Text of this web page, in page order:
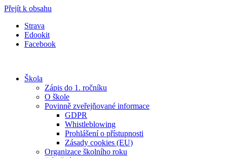
Přejít k obsahu
Strava
Edookit
Facebook
Škola
Zápis do 1. ročníku
O škole
Povinně zveřejňované informace
GDPR
Whistleblowing
Prohlášení o přístupnosti
Zásady cookies (EU)
Organizace školního roku